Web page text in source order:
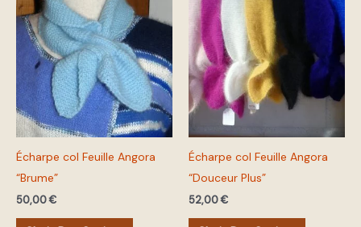
Écharpe col Feuille Angora
“Brume”
50,00€
produit
a
plusieurs
variations.
Les
options
peuvent
être
la
Écharpe col Feuille Angora
“Douceur Plus”
52,00€
produit
plusieurs
variations.
Les
peuvent
être
la